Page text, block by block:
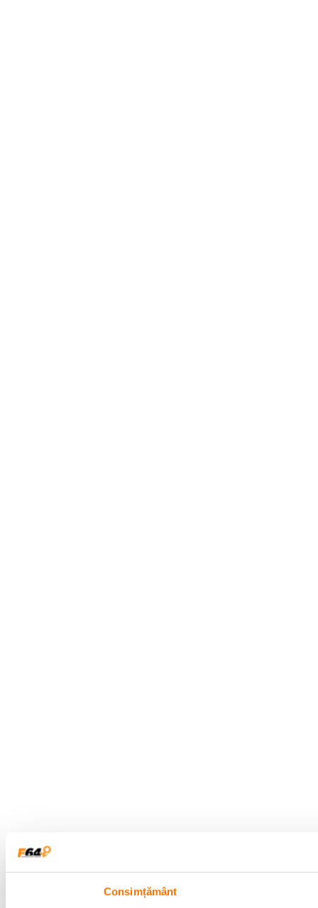
Consimțământ